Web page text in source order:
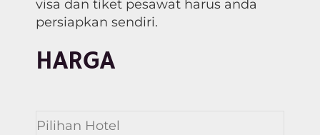
visa dan tiket pesawat harus anda
persiapkan sendiri.
HARGA
Pilihan Hotel